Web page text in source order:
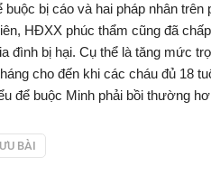
bị cáo và hai pháp nhân
HĐXX phúc thẩm cũng đã
đình bị hại. Cụ thể là tăng mức
cho đến khi các cháu đủ 18
để buộc Minh phải bồi thường
BÀI